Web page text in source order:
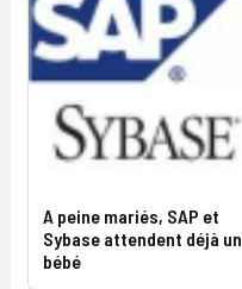
A peine mariés, SAP et
Sybase attendent déjà un
bébé